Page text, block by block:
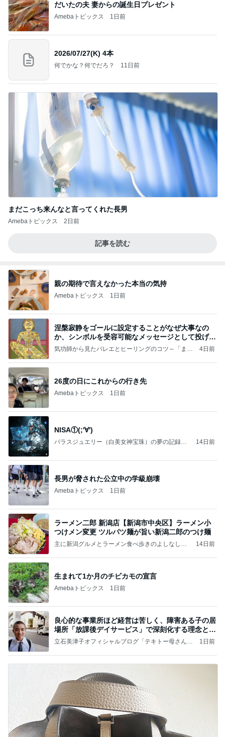
だいたの夫 妻からの誕生日プレゼント
Amebaトピックス 1日前
2026/07/27(K) 4本
何でかな？何でだろ？ 11日前
まだこっち来んなと言ってくれた長男
Amebaトピックス 2日前
記事を読む
親の期待で言えなかった本当の気持
Amebaトピックス 1日前
涅槃寂静をゴールに設定することがなぜ大事なの
か、シンボルを受容可能なメッセージとして投げる
ことが
気功師から見たバレエとヒーリングのコツ～「まと
4日前
26度の日にこれからの行き先
Amebaトピックス 1日前
NISA①(;'∀')
パラスジュエリー（白美女神宝珠）の夢の記録
14日前
長男が脅された公立中の学級崩壊
Amebaトピックス 1日前
ラーメン二郎 新潟店【新潟市中央区】ラーメン小
つけメン変更 ツルパツ麺が旨い新潟二郎のつけ麺
主に新潟グルメとラーメン食べ歩きのよしなしご
14日前
生まれて1か月のチビカモの宣言
Amebaトピックス 1日前
良心的な事業所ほど経営は苦しく、障害ある子の居
場所「放課後デイサービス」で深刻化する理念と現
実の
立石美津子オフィシャルブログ「テキトー母さんの
1日前